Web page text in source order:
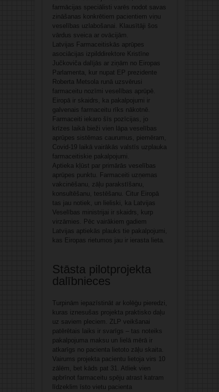
farmācijas speciālisti varēs nodot savas
zināšanas konkrētiem pacientiem viņu
veselības uzlabošanai. Klausītāji šos
vārdus sveica ar ovācijām.
Latvijas Farmaceitiskās aprūpes
asociācijas izpilddirektore Kristīne
Jučkoviča dalījās ar ziņām no Eiropas
Parlamenta, kur nupat EP prezidente
Roberta Metsola runā uzsvērusi
farmaceitu nozīmi veselības aprūpē.
Eiropā ir skaidrs, ka pakalpojumi ir
galvenais farmaceitu rīks nākotnē.
Farmaceiti iekaro šīs pozīcijas, jo
krīzes laikā bieži vien lāpa veselības
aprūpes sistēmas caurumus, piemēram,
Covid-19 laikā vairākās valstīs uzplauka
farmaceitiskie pakalpojumi.
Aptieka kļūst par primārās veselības
aprūpes punktu. Farmaceiti uzņemas
vakcinēšanu, zāļu parakstīšanu,
konsultēšanu, testēšanu. Citur Eiropā
tas jau notiek, un lieliski, ka Latvijas
Veselības ministrijai ir skaidrs, kurp
virzāmies. Pēc vairākiem gadiem
Latvijas aptiekās plauks tie pakalpojumi,
kas Eiropas rietumos jau ir ierasta lieta.
Stāsta pilotprojekta
dalībnieces
Turpinām iepazīstināt ar kolēģu pieredzi,
kuras iznesušas projekta praktisko daļu
uz saviem pleciem. ZLP veikšanai
patērētais laiks ir svarīgs – tas noteiks
pakalpojuma maksu un lielā mērā ir
atkarīgs no pacienta lietoto zāļu skaita.
Vairums projekta pacientu lietoja virs 10
zālēm, bet kāds pat 31. Atliek vien
apbrīnot farmaceitu spēju atrast katram
līdzeklim īsto vietu pacienta